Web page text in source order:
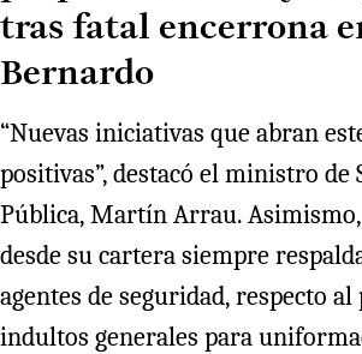
tras fatal encerrona
Bernardo
“Nuevas iniciativas que abran
positivas”, destacó el ministro de
Pública, Martín Arrau.
desde su cartera siempre
agentes de seguridad, respecto
indultos generales para